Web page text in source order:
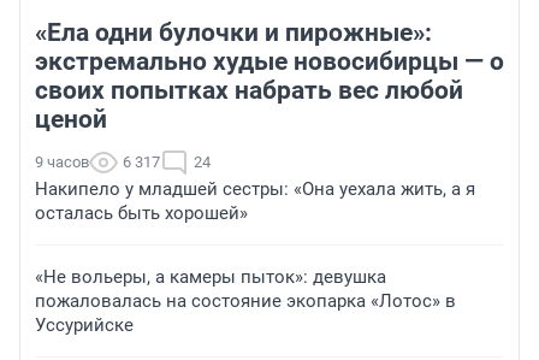
«Ела одни булочки и пирожные»:
экстремально худые новосибирцы — о
своих попытках набрать вес любой
ценой
9 часов 6 317 24
Накипело у младшей сестры: «Она уехала жить, а я
осталась быть хорошей»
«Не вольеры, а камеры пыток»: девушка
пожаловалась на состояние экопарка «Лотос» в
Уссурийске